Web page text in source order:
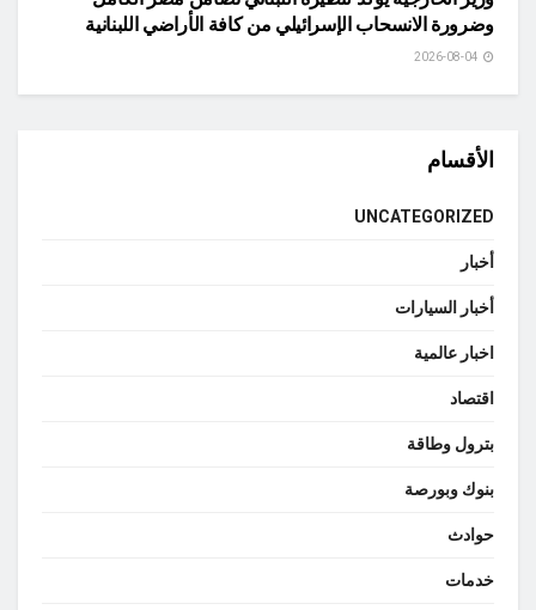
وضرورة الانسحاب الإسرائيلي من كافة الأراضي اللبنانية
الأقسام
UNCATEGORIZED
أخبار
أخبار السيارات
اخبار عالمية
اقتصاد
بترول وطاقة
بنوك وبورصة
حوادث
خدمات